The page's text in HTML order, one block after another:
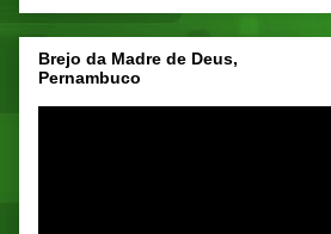
Brejo da Madre de Deus,
Pernambuco